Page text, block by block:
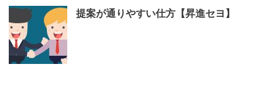
提案が通りやすい仕方【昇進セヨ】